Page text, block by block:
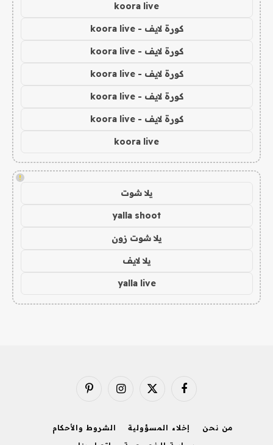
koora live
كورة لايف - koora live
كورة لايف - koora live
كورة لايف - koora live
كورة لايف - koora live
كورة لايف - koora live
koora live
!
يلا شوت
yalla shoot
يلا شوت زون
يلا لايف
yalla live
فيسبوك X
الانستغرامبينتيريست
من نحن إخلاء المسؤولية
الشروط والأحكام